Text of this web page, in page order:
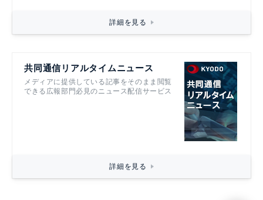
詳細を見る
共同通信リアルタイムニュース
メディアに提供している記事をそのまま閲覧
できる広報部門必見のニュース配信サービス
詳細を見る